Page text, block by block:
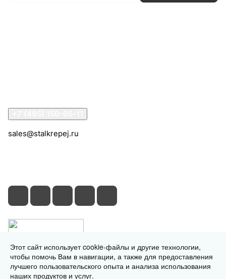
sales@stalkrepej.ru
Этот сайт использует cookie-файлы и другие технологии,
чтобы помочь Вам в навигации, а также для предоставления
лучшего пользовательского опыта и анализа использования
наших продуктов и услуг.